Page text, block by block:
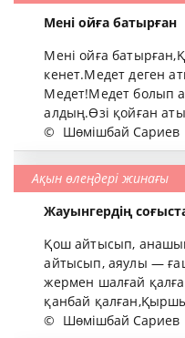
Мені ойға батырған
Мені ойға
кенет.Медет деген
Медет!Медет болып
алдың.Өзі қойған
© Шөмішбай Сариев
Ақын өлеңдері жинағы
Жауынгердің
Қош айтысып,
айтысып, аяулы —
жермен шалғай
қанбай
© Шөмішбай Сариев